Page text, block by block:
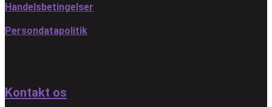
Handelsbetingelser
Persondatapolitik
Kontakt os